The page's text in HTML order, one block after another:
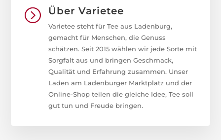
= Über Varietee
Varietee steht für Tee aus Ladenburg,
gemacht für Menschen, die Genuss
schätzen. Seit 2015 wählen wir jede Sorte mit
Sorgfalt aus und bringen Geschmack,
Qualität und Erfahrung zusammen. Unser
Laden am Ladenburger Marktplatz und der
Online-Shop teilen die gleiche Idee, Tee soll
gut tun und Freude bringen.